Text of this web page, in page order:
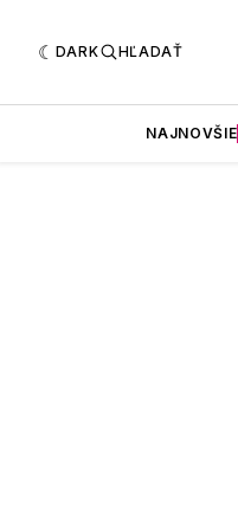
DARK HĽADAŤ
NAJNOVŠIE